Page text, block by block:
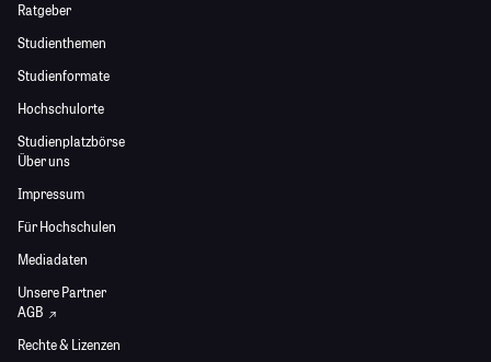
Ratgeber
Studienthemen
Studienformate
Hochschulorte
Studienplatzbörse
Über uns
Impressum
Für Hochschulen
Mediadaten
Unsere Partner
AGB
Rechte & Lizenzen